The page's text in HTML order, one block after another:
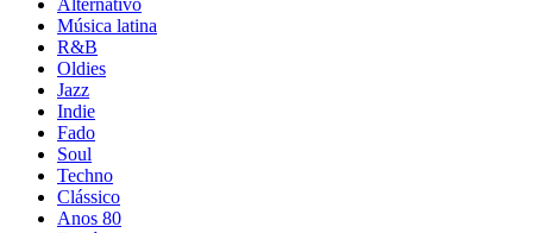
Alternativo
Música latina
R&B
Oldies
Jazz
Indie
Fado
Soul
Techno
Clássico
Anos 80